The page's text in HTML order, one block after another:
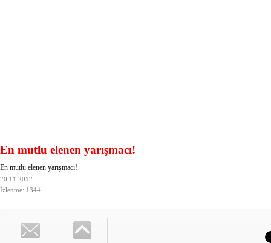
En mutlu elenen yarışmacı!
En mutlu elenen yarışmacı!
20.11.2012
İzlenme: 1344